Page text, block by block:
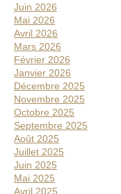
Juin 2026
Mai 2026
Avril 2026
Mars 2026
Février 2026
Janvier 2026
Décembre 2025
Novembre 2025
Octobre 2025
Septembre 2025
Août 2025
Juillet 2025
Juin 2025
Mai 2025
Avril 2025